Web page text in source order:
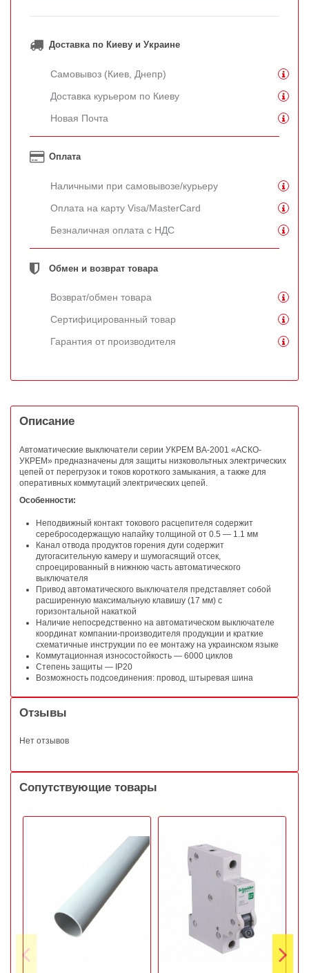
Доставка по Киеву и Украине
Самовывоз (Киев, Днепр)
Доставка курьером по Киеву
Новая Почта
Оплата
Наличными при самовывозе/курьеру
Оплата на карту Visa/MasterCard
Безналичная оплата с НДС
Обмен и возврат товара
Возврат/обмен товара
Сертифицированный товар
Гарантия от производителя
Описание
Автоматические выключатели серии УКРЕМ ВА-2001 «АСКО-
УКРЕМ» предназначены для защиты низковольтных электрических
цепей от перегрузок и токов короткого замыкания, а также для
оперативных коммутаций электрических цепей.
Особенности:
Неподвижный контакт токового расцепителя содержит
серебросодержащую напайку толщиной от 0.5 — 1.1 мм
Канал отвода продуктов горения дуги содержит
дугогасительную камеру и шумогасящий отсек,
спроецированный в нижнюю часть автоматического
выключателя
Привод автоматического выключателя представляет собой
расширенную максимальную клавишу (17 мм) с
горизонтальной накаткой
Наличие непосредственно на автоматическом выключателе
координат компании-производителя продукции и краткие
схематичные инструкции по ее монтажу на украинском языке
Коммутационная износостойкость — 6000 циклов
Степень защиты — IP20
Возможность подсоединения: провод, штыревая шина
Отзывы
Нет отзывов
Сопутствующие товары